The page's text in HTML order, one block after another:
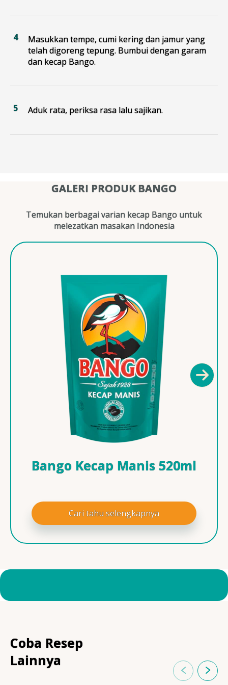
Masukkan tempe, cumi kering dan jamur yang
telah digoreng tepung. Bumbui dengan garam
dan kecap Bango.
Aduk rata, periksa rasa lalu sajikan.
GALERI PRODUK BANGO
Temukan berbagai varian kecap Bango untuk
melezatkan masakan Indonesia
Bango Kecap Manis 520ml
Cari tahu selengkapnya
Coba Resep
Lainnya